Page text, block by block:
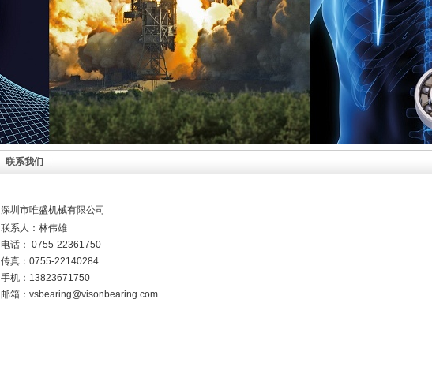
联系我们
深圳市唯盛机械有限公司
联系人：林伟雄
电话： 0755-22361750
传真：0755-22140284
手机：13823671750
邮箱：vsbearing@visonbearing.com